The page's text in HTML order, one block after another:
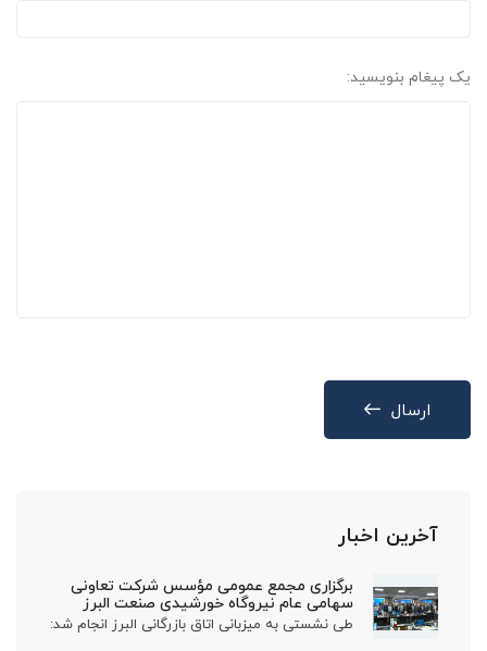
یک پیغام بنویسید:
ارسال
آخرین اخبار
برگزاری مجمع عمومی مؤسس شرکت تعاونی
سهامی عام نیروگاه خورشیدی صنعت البرز
طی نشستی به میزبانی اتاق بازرگانی البرز انجام شد: